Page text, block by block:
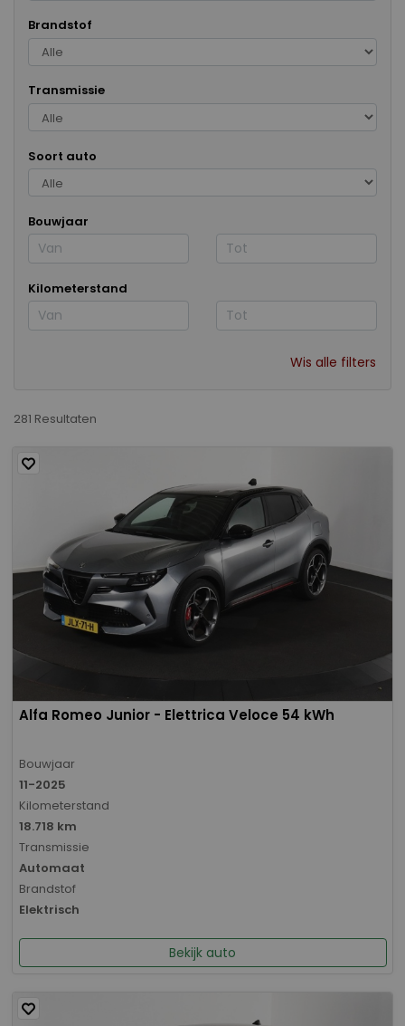
Brandstof
Transmissie
Soort auto
Bouwjaar
Kilometerstand
Wis alle filters
281 Resultaten
Alfa Romeo Junior - Elettrica Veloce 54 kWh
Bouwjaar
11-2025
Kilometerstand
18.718 km
Transmissie
Automaat
Brandstof
Elektrisch
Bekijk auto